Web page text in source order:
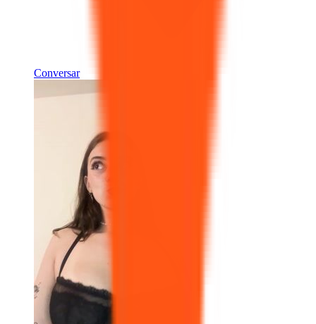
Conversar